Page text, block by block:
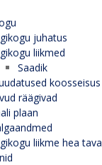
juhatus
liikmed
Saadik
koosseisus
räägivad
plaan
liikme hea tava